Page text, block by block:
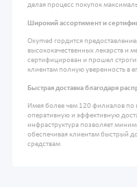
делая процесс покупок
Широкий ассортимент и
Oxymed гордится
высококачественных лекарств и
сертифицирован и прошел
клиентам полную уверенность в
Быстрая доставка благодаря
Имея более чем 120 филиалов по
оперативную и эффективную
инфраструктура позволяет
обеспечивая клиентам быстрый
средствам